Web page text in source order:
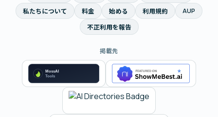
私たちについて
料金 始める 利用規約
AUP
不正利用を報告
掲載先